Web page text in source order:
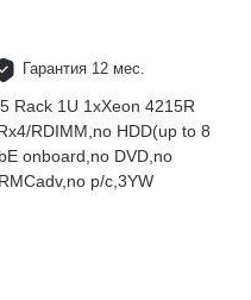
Гарантия 12 мес.
Rack 1U 1xXeon 4215R
RDIMM,no HDD(up to 8
onboard,no DVD,no
p/c,3YW